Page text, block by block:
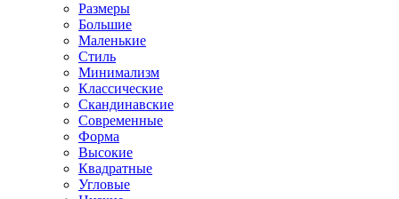
Размеры
Большие
Маленькие
Стиль
Минимализм
Классические
Скандинавские
Современные
Форма
Высокие
Квадратные
Угловые